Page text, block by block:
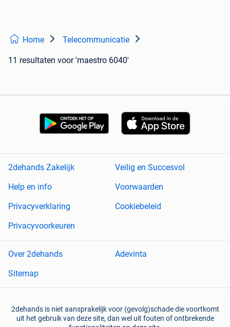
Home Telecommunicatie
11 resultaten voor 'maestro 6040'
2dehands Zakelijk
Veilig en Succesvol
Help en info
Voorwaarden
Privacyverklaring
Cookiebeleid
Privacyvoorkeuren
Over 2dehands
Adevinta
Sitemap
2dehands is niet aansprakelijk voor (gevolg)schade die voortkomt
uit het gebruik van deze site, dan wel uit fouten of ontbrekende